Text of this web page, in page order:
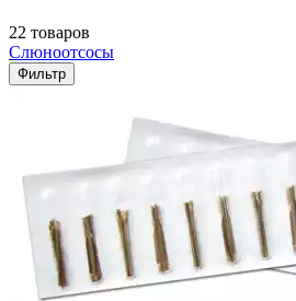
22 товаров
Слюноотсосы
Фильтр